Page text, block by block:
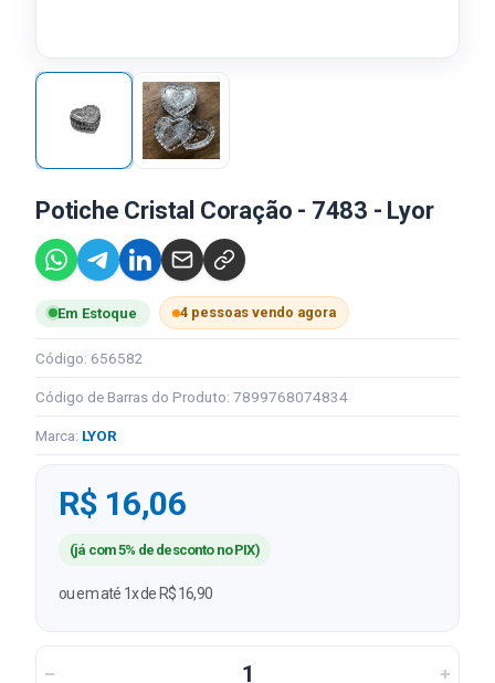
Potiche Cristal Coração - 7483 - Lyor
Em Estoque 4 pessoas vendo agora
Código: 656582
Código de Barras do Produto: 7899768074834
Marca: LYOR
R$ 16,06
(já com 5% de desconto no PIX)
ou em até 1x de R$ 16,90